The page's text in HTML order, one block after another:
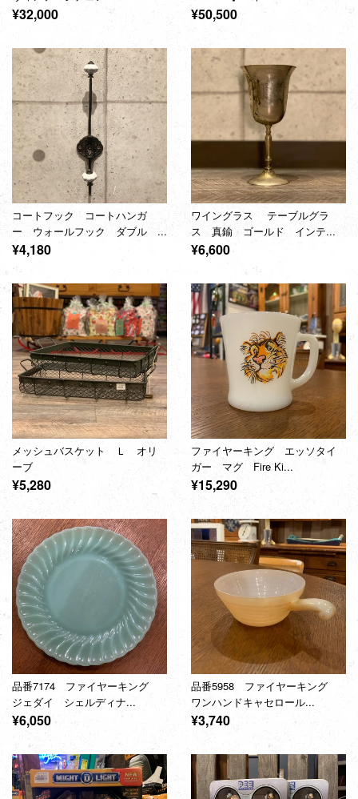
通
価
格
¥32,000
通
価
¥50,500
コートフック コートハンガ
ー ウォールフック ダブル ...
通
常
価
格
¥4,180
ワイングラス テーブルグラ
ス 真鍮 ゴールド インテ...
通
価
格
¥6,600
メッシュバスケット Ｌ オリ
ーブ
通
価
格
¥5,280
ファイヤーキング エッソタイ
ガー マグ Fire Ki...
通
価
格
¥15,290
品番7174 ファイヤーキング
ジェダイ シェルディナ...
通
価
格
¥6,050
品番5958 ファイヤーキング
ワンハンドキャセロール...
通
価
格
¥3,740